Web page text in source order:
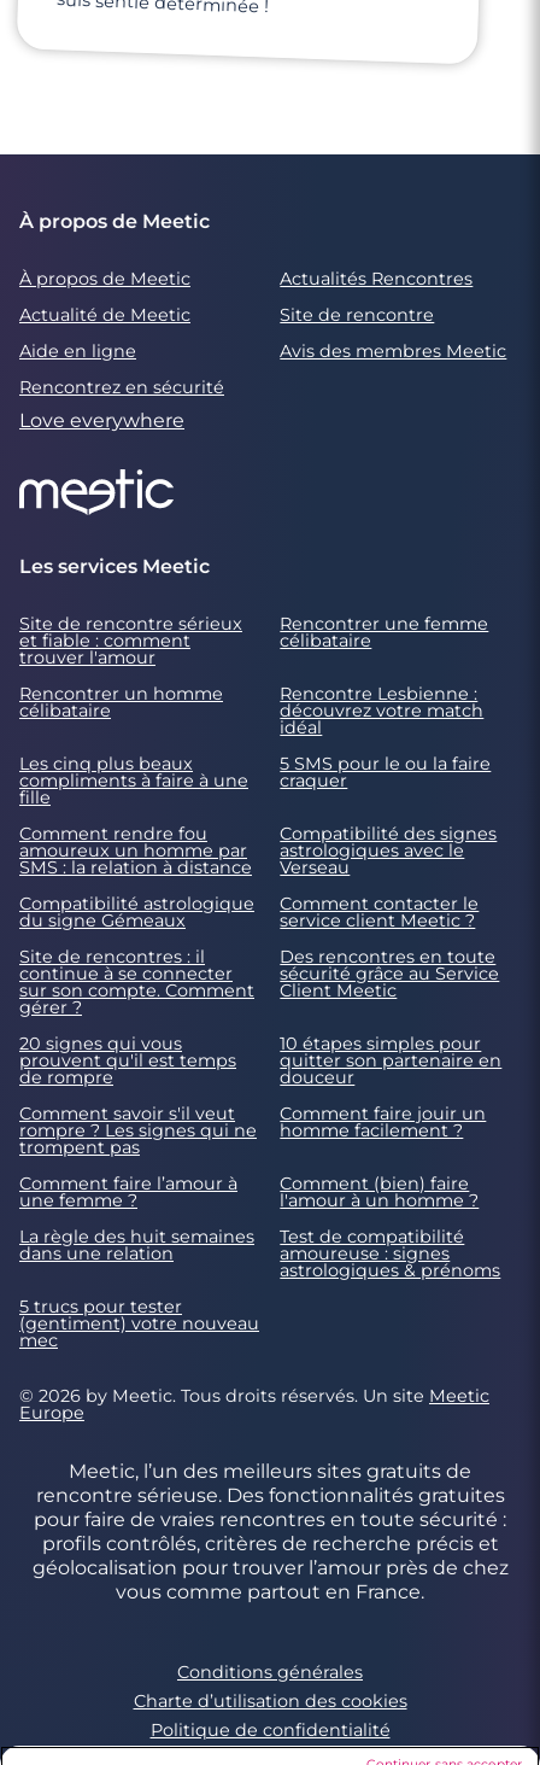
À propos de Meetic
À propos de Meetic
Actualités Rencontres
Actualité de Meetic
Site de rencontre
Aide en ligne
Avis des membres Meetic
Rencontrez en sécurité
Love everywhere
Les services Meetic
Site de rencontre sérieux
et fiable : comment
trouver l'amour
Rencontrer une femme
célibataire
Rencontrer un homme
célibataire
Rencontre Lesbienne :
découvrez votre match
idéal
Les cinq plus beaux
compliments à faire à une
fille
5 SMS pour le ou la faire
craquer
Comment rendre fou
amoureux un homme par
SMS : la relation à distance
Compatibilité des signes
astrologiques avec le
Verseau
Compatibilité astrologique
du signe Gémeaux
Comment contacter le
service client Meetic ?
Site de rencontres : il
continue à se connecter
sur son compte. Comment
gérer ?
Des rencontres en toute
sécurité grâce au Service
Client Meetic
20 signes qui vous
prouvent qu'il est temps
de rompre
10 étapes simples pour
quitter son partenaire en
douceur
Comment savoir s'il veut
rompre ? Les signes qui ne
trompent pas
Comment faire jouir un
homme facilement ?
Comment faire l’amour à
une femme ?
Comment (bien) faire
l'amour à un homme ?
La règle des huit semaines
dans une relation
Test de compatibilité
amoureuse : signes
astrologiques & prénoms
5 trucs pour tester
(gentiment) votre nouveau
mec
© 2026 by Meetic. Tous droits réservés. Un site Meetic
Europe
Meetic, l’un des meilleurs sites gratuits de
rencontre sérieuse. Des fonctionnalités gratuites
pour faire de vraies rencontres en toute sécurité :
profils contrôlés, critères de recherche précis et
géolocalisation pour trouver l’amour près de chez
vous comme partout en France.
Conditions générales
Charte d’utilisation des cookies
Politique de confidentialité
Conditions Générales applicables aux Events